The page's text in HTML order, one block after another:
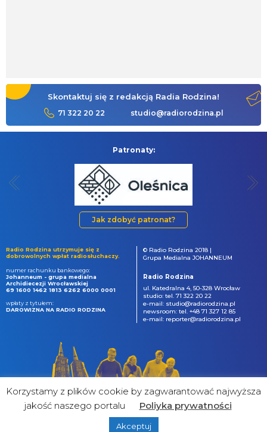
Skontaktuj się z redakcją Radia Rodzina!
71 322 20 22 studio@radiorodzina.pl
Patronaty:
Jak zdobyć patronat?
Radio Rodzina utrzymuje się z
dobrowolnych wpłat radiosłuchaczy.
numer rachunku bankowego:
Johanneum - grupa medialna
Archidiecezji Wrocławskiej
69 1600 1462 1813 6262 6000 0001
wpłaty z tytułem:
DAROWIZNA NA RADIO RODZINA
© Radio Rodzina 2018 |
Grupa Medialna JOHANNEUM
Radio Rodzina
ul. Katedralna 4, 50-328 Wrocław
studio: tel. 71 322 20 22
e-mail: studio@radiorodzina.pl
newsroom: tel. +48 71 327 12 85
e-mail: reporter@radiorodzina.pl
&
Korzystamy z plików cookie by zagwarantować najwyższa
jakość naszego portalu
Poliyka prywatności
Akceptuj